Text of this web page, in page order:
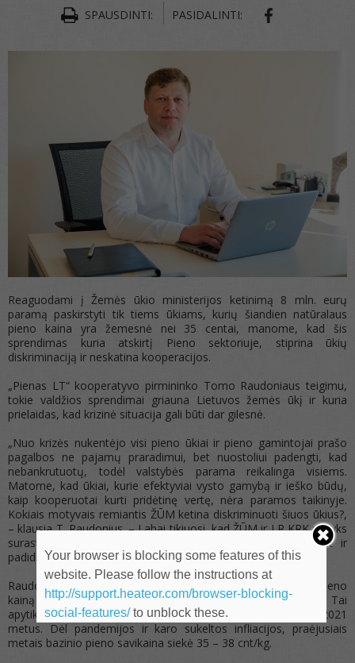
SPAUSDINTI: PASIDALINTI:
Reaguodami į Žemės ūkio ministerijos ketinimą 8 mln. eurų
paramą paskirstyti tik tiems ūkiams, kurių šiandien natūralaus
pieno kaina yra žemesnė nei 35 centai, manome, kad šis
sprendimas kuria atskirtį Pieno sektoriuje, stiprina ūkių
diskriminaciją ir neskatina kooperacijos.
„Pienas LT“ kooperatyvo pirmininko Tomo Raudoniaus teigimu,
tokie valdžios sprendimai griauna Lietuvos žemės ūkį ir kuria
prielaidas, kad krizinė situacija gali būti dar gilesnė.
„Nuo krizės nukentėjo visi pieno ūkiai ir pieno gamintojai prašo
pagalbos ne pajamų praradimui, bet nuostoliui padengti, kad
nebankrutuotų, todėl valstybės parama reikalinga visiems.
Matome, kad ūkiai, kurie efektyviai vysto gamybą ir ieško būdų,
kaip kooperuotai kurti pridėtinę vertę, nėra paramos taikinyje.
Kokiais motyvais remiantis ŽŪM ketina diskriminuoti šiuos ūkius?,
– klausia T. Raudonius. – Labai tikiuosi, kad ŽŪM ir LR KRK pavyks
surasti ne tik konstruktyvų sprendimą kaip padalinti, bet ir
padidinti paramos sumą pieno krizei įveikti“.
Raudonius atkreipia dėmesį, kad 35 ct įvertinto natūralaus pieno
kainą perskaičiavus į bazinio pieno kainą gauname 0,27 ct/kg. Tai
apytiksliai atitinka prekinių ūkių pieno savikainą per 2020 ir 2021
metus. Dėl pandemijos ir karo sukeltos infliacijos, praėjusiais
metais bazinio pieno savikaina siekė 35 – 38 cnt/kg.
Your browser is blocking some features of this
website. Please follow the instructions at
http://support.heateor.com/browser-blocking-
social-features/to unblock these.